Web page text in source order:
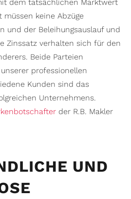
dem tatsächlichen Marktwert
keine Abzüge
und der Beleihungsauslauf und
Zinssatz verhalten sich für den
Beide Parteien
professionellen
Kunden sind das
Unternehmens.
der R.B. Makler
UND